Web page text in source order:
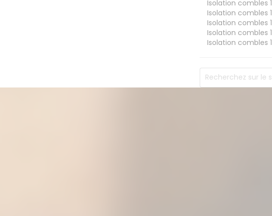
Isolation combles 1
Isolation combles 1
Isolation combles 1
Isolation combles 1
Isolation combles 1